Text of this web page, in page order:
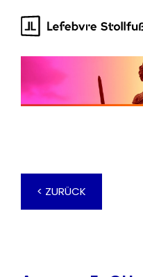
springen
< ZURÜCK